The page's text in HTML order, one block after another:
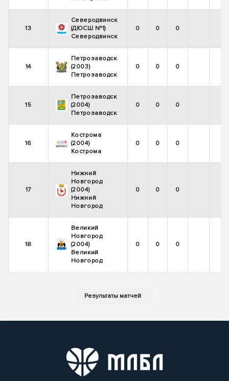
13
Северодвинск
(ДЮСШ №1)
Северодвинск
0 0 0
14
Петрозаводск
(2003)
Петрозаводск
0 0 0
15
Петрозаводск
(2004)
Петрозаводск
0 0 0
16
Кострома
(2004)
Кострома
0 0 0
17
Нижний
Новгород
(2004)
Нижний
Новгород
0 0 0
18
Великий
Новгород
(2004)
Великий
Новгород
0 0 0